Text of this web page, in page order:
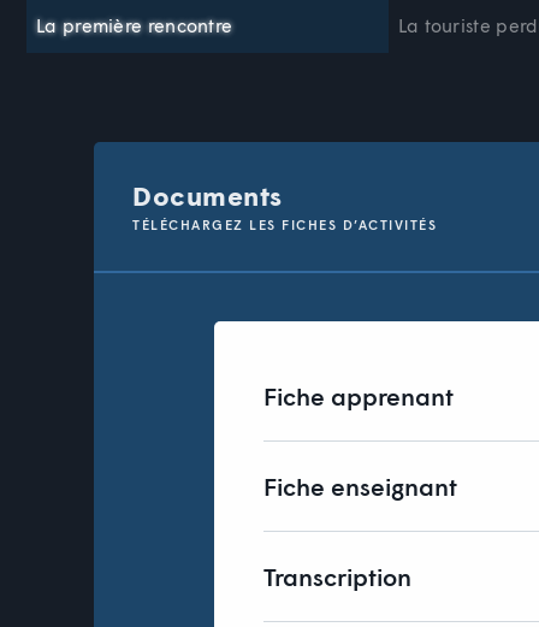
La première rencontre La touriste
Documents
TÉLÉCHARGEZ LES FICHES D’ACTIVITÉS
Fiche apprenant
Fiche enseignant
Transcription